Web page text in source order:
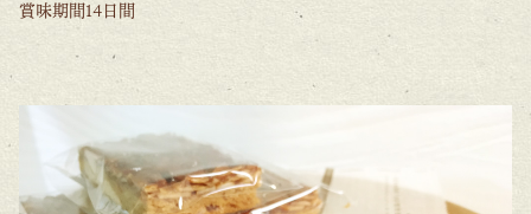
賞味期間14日間